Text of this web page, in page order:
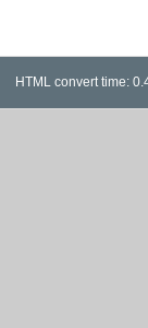
HTML convert time: